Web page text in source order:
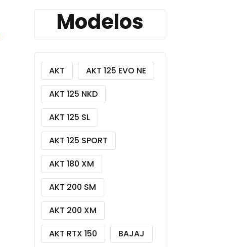
Modelos
AKT
AKT 125 EVO NE
AKT 125 NKD
AKT 125 SL
AKT 125 SPORT
AKT 180 XM
AKT 200 SM
AKT 200 XM
AKT RTX 150
BAJAJ